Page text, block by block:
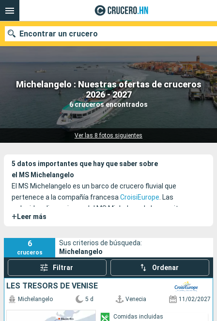
Michelangelo : Nuestras ofertas de cruceros
2026 - 2027
6 cruceros encontrados
Ver las 8 fotos siguientes
Encontrar un crucero
Nuestros destinos
Fecha de salida
5 datos importantes que hay que saber sobre
el MS Michelangelo
El MS Michelangelo es un barco de crucero fluvial que
pertenece a la compañía francesaCroisiEurope. Las
reducidas dimensiones del MS Michelangelo le permite
navegar por la laguna veneciana sin afectar a esta maravillosa
Lago de Como.
+ Leer más
6
cruceros
Sus criterios de búsqueda:
Michelangelo
Filtrar Ordenar
LES TRÉSORS DE VENISE
Michelangelo 5 d Venecia 11/02/2027
Comidas incluidas